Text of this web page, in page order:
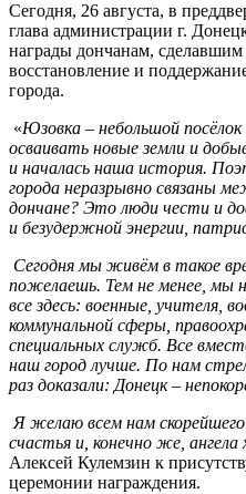
Сегодня, 26 августа, в
глава администрации г.
награды дончанам,
восстановление и
города.
«Юзовка – небольшой
осваивать новые земли и
и началась наша история.
города неразрывно связаны
дончане? Это люди чести и
и безудержной энергии,
Сегодня мы живём в такое
пожелаешь. Тем не менее, мы
все здесь: военные, учителя,
коммунальной сферы,
специальных служб. Все
наш город лучше. По нам
раз доказали: Донецк –
Я желаю всем нам скорейшего
счастья и, конечно же, ангела
Алексей Кулемзин к
церемонии награждения.